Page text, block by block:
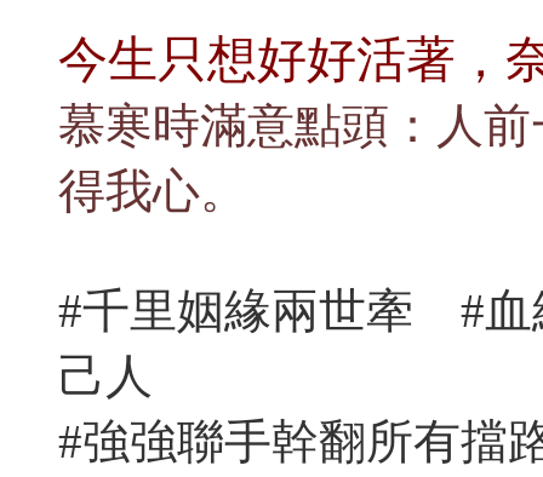
今生只想好好活著，
慕寒時滿意點頭：人
得我心。
#千里姻緣兩世牽 #血
己人
#強強聯手幹翻所有